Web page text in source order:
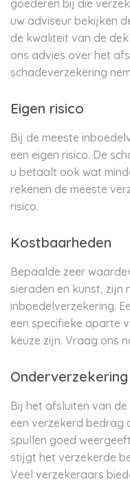
goederen bij die
uw adviseur bekijken
de kwaliteit van de
ons advies over het
schadeverzekering
Eigen risico
Bij de meeste
een eigen risico. De
u betaalt ook wat
rekenen de meeste
risico.
Kostbaarheden
Bepaalde zeer
sieraden en kunst, zijn
inboedelverzekering.
een specifieke aparte
keuze zijn. Vraag ons
Onderverzekering
Bij het afsluiten van
een verzekerd
spullen goed
stijgt het verzekerde
Veel verzekeraars